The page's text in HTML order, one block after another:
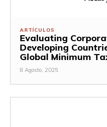
ARTÍCULOS
Evaluating
Developing
Global Minimum
8 Agosto, 2025